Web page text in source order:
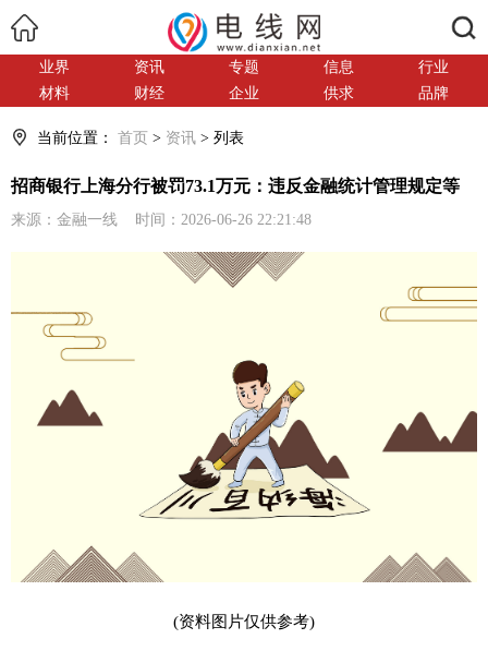
业界 资讯 专题 信息
行业
材料
财经 企业 供求 品牌
当前位置： 首页 > 资讯 > 列表
招商银行上海分行被罚73.1万元：违反金融统计管理规定等
来源：金融一线 时间：2026-06-26 22:21:48
(资料图片仅供参考)